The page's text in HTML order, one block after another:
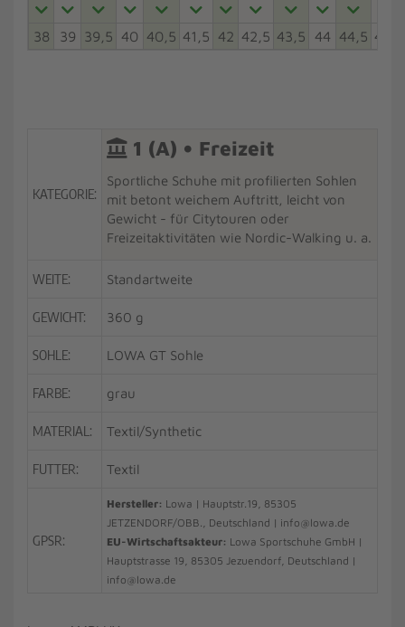
38 39 39,5 40 40,5 41,5 42 42,5 43,5 44 44,5 45,5
KATEGORIE:
1 (A) • Freizeit
Sportliche Schuhe mit profilierten Sohlen
mit betont weichem Auftritt, leicht von
Gewicht - für Citytouren oder
Freizeitaktivitäten wie Nordic-Walking u. a.
WEITE: Standartweite
GEWICHT: 360 g
SOHLE: LOWA GT Sohle
FARBE: grau
MATERIAL: Textil/Synthetic
FUTTER: Textil
GPSR:
Hersteller: Lowa | Hauptstr.19, 85305
JETZENDORF/OBB., Deutschland | info@lowa.de
EU-Wirtschaftsakteur: Lowa Sportschuhe GmbH |
Hauptstrasse 19, 85305 Jezuendorf, Deutschland |
info@lowa.de